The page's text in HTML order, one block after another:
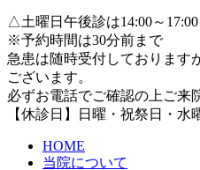
△土曜日午後診は14:00～
※予約時間は30分前まで
急患は随時受付しております
ございます。
必ずお電話でご確認の上ご来
【休診日】日曜・祝祭日・水
HOME
当院について